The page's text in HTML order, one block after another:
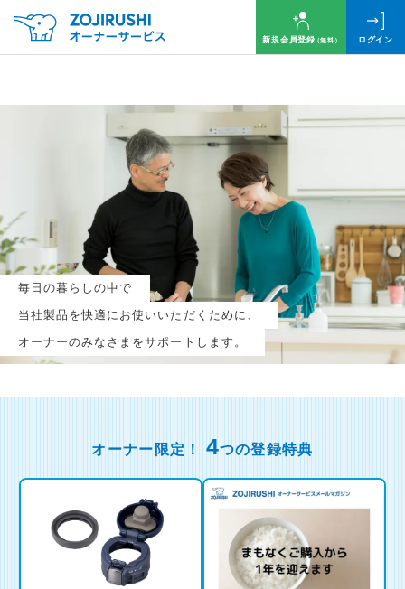
新規会員登録（無料） ログイン
毎日の暮らしの中で
当社製品を快適にお使いいただくために、
オーナーのみなさまをサポートします。
毎月抽選で 名様に
円分のQUOカードプレゼント！
新規会員登録（無料）
ログイン
※新規会員登録または追加製品登録をいただいた方が対象です
※オーナーサービスは日本国内にお住まいの個人の方向けサービスとなります
オーナー限定！ 4つの登録特典